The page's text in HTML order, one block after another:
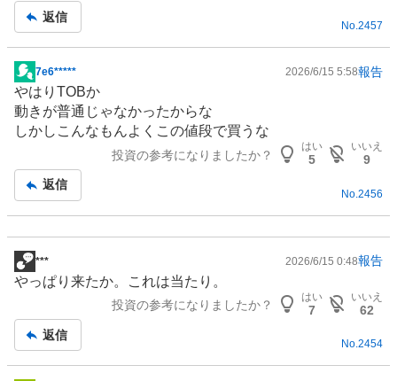
返信
No.2457
掲
示
板
記
7e6***** 2026/6/15 5:58報告
やはりTOBか
動きが普通じゃなかったからな
しかしこんなもんよくこの値段で買うな
投資の参考になりましたか？
はい
5
いいえ
9
返信
No. 2456
掲
示
事
*** 2026/6/15 0:48報告
やっぱり来たか。これは当たり。
投資の参考になりましたか？
はい
7
いいえ
62
返信
No.2454